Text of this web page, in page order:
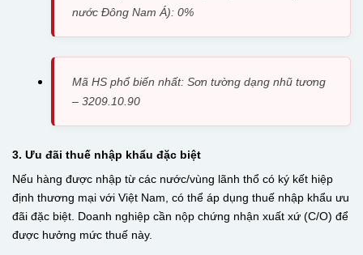
nước Đông Nam Á): 0%
Mã HS phổ biến nhất: Sơn tường dạng nhũ tương
– 3209.10.90
3. Ưu đãi thuế nhập khẩu đặc biệt
Nếu hàng được nhập từ các nước/vùng lãnh thổ có ký kết hiệp
định thương mại với Việt Nam, có thể áp dụng thuế nhập khẩu ưu
đãi đặc biệt. Doanh nghiệp cần nộp chứng nhận xuất xứ (C/O) để
được hưởng mức thuế này.